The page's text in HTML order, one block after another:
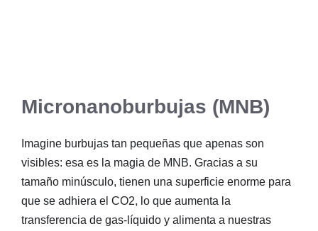
Micronanoburbujas (MNB)
Imagine burbujas tan pequeñas que apenas son
visibles: esa es la magia de MNB. Gracias a su
tamaño minúsculo, tienen una superficie enorme para
que se adhiera el CO2, lo que aumenta la
transferencia de gas-líquido y alimenta a nuestras